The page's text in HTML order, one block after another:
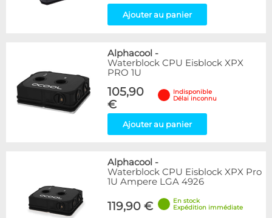
Ajouter au panier
Alphacool -
Waterblock CPU Eisblock XPX
PRO 1U
105,90
€
Indisponible
Délai inconnu
Ajouter au panier
Alphacool -
Waterblock CPU Eisblock XPX Pro
1U Ampere LGA 4926
119,90 €
En stock
Expédition immédiate